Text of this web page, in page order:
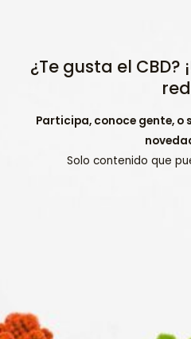
¿Te gusta el CBD?
Participa, conoce gente, o
Solo contenido que